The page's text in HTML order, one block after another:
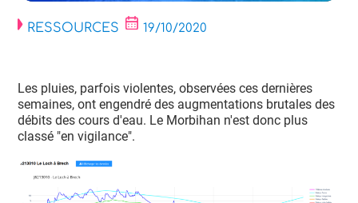
RESSOURCES 19/10/2020
Les pluies, parfois violentes, observées ces dernières
semaines, ont engendré des augmentations brutales des
débits des cours d'eau. Le Morbihan n'est donc plus
classé "en vigilance".